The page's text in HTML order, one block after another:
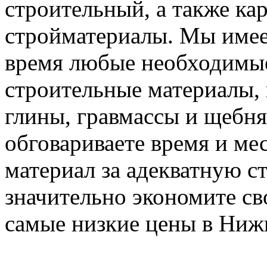
строительный, а также
стройматериалы. Мы
время любые
строительные материалы,
глины, гравмассы и
обговариваете время и
материал за адекватную
значительно экономите
самые низкие цены в